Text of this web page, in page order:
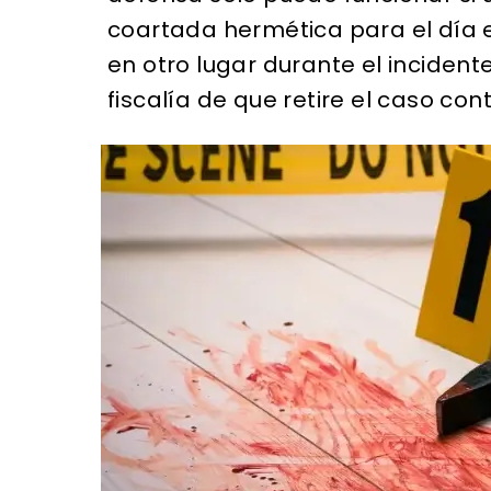
coartada hermética para el día
en otro lugar durante el
fiscalía de que retire el caso